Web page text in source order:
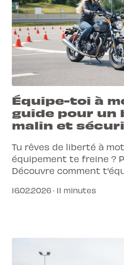
Équipe-toi à
guide pour un
malin et
Tu rêves de liberté à
équipement te freine ?
Découvre comment
portefeuille serré.
16.02.2026 · 11 minutes